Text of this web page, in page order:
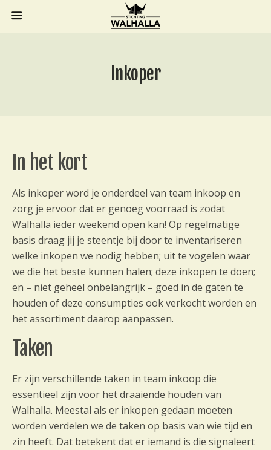
Inkoper
In het kort
Als inkoper word je onderdeel van team inkoop en
zorg je ervoor dat er genoeg voorraad is zodat
Walhalla ieder weekend open kan! Op regelmatige
basis draag jij je steentje bij door te inventariseren
welke inkopen we nodig hebben; uit te vogelen waar
we die het beste kunnen halen; deze inkopen te doen;
en – niet geheel onbelangrijk – goed in de gaten te
houden of deze consumpties ook verkocht worden en
het assortiment daarop aanpassen.
Taken
Er zijn verschillende taken in team inkoop die
essentieel zijn voor het draaiende houden van
Walhalla. Meestal als er inkopen gedaan moeten
worden verdelen we de taken op basis van wie tijd en
zin heeft. Dat betekent dat er iemand is die signaleert